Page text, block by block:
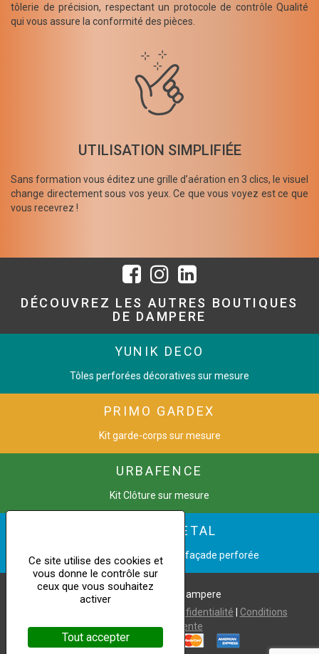
tôlerie de précision, respectant un protocole de contrôle Qualité
qui vous assure la conformité des pièces.
UTILISATION SIMPLIFIÉE
Sans formation vous éditez une grille d’aération en 3 clics, le visuel
change directement sous vos yeux. Ce que vous voyez est ce que
vous recevrez !
DÉCOUVREZ LES AUTRES BOUTIQUES
DE DAMPERE
YUNIK DECO
Tôles perforées décoratives sur mesure
PRIMO GARDEX
Kit garde-corps sur mesure
URBAFENCE
Kit Clôture sur mesure
CINETIC METAL
Transformez une image en façade perforée
Copyright © 2021 Dampere
Politique de confidentialité
Conditions
générales de vente
Ce site utilise des cookies et
vous donne le contrôle sur
ceux que vous souhaitez
activer
Tout accepter